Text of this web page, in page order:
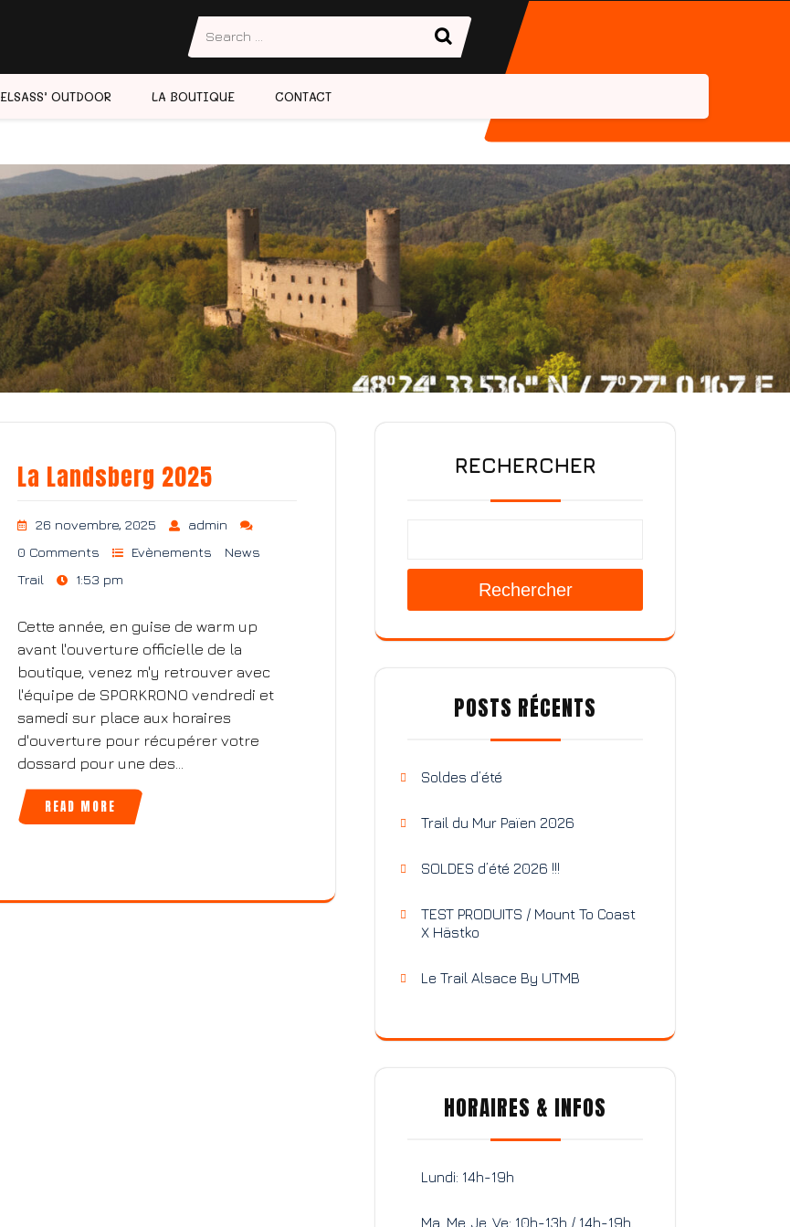
ELSASS’ OUTDOOR LA BOUTIQUE CONTACT
La Landsberg 2025
26 novembre, 2025
admin
0 Comments
Evènements
News
Trail
1:53 pm
Cette année, en guise de warm up
avant l'ouverture officielle de la
boutique, venez m'y retrouver avec
l'équipe de SPORKRONO vendredi et
samedi sur place aux horaires
d'ouverture pour récupérer votre
dossard pour une des…
READ MORE
RECHERCHER
Rechercher
POSTS RÉCENTS
Soldes d’été
Trail du Mur Païen 2026
SOLDES d’été 2026 !!!
TEST PRODUITS / Mount To Coast
X Hästko
Le Trail Alsace By UTMB
HORAIRES & INFOS
Lundi: 14h-19h
Ma, Me, Je, Ve: 10h-13h / 14h-19h.